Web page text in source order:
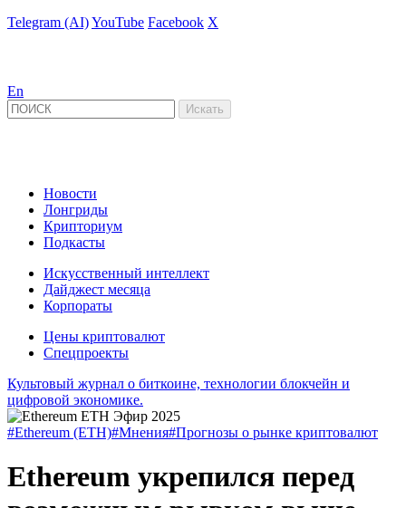
Telegram (AI)YouTube Facebook X
En
Новости
Лонгриды
Крипториум
Подкасты
Искусственный интеллект
Дайджест месяца
Корпораты
Цены криптовалют
Спецпроекты
Культовый журнал о биткоине, технологии блокчейн и
цифровой экономике.
#Ethereum (ETH)#Мнения#Прогнозы о рынке криптовалют
Ethereum укрепился перед